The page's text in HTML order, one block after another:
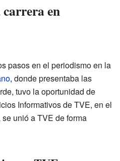
carrera en
pasos en el periodismo en la
, donde presentaba las
tuvo la oportunidad de
Informativos de TVE, en el
unió a TVE de forma